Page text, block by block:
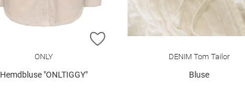
ZUR WUNSCHLISTE HINZUFÜGEN
ONLY
Hemdbluse "ONLTIGGY"
DENIM Tom Tailor
Bluse